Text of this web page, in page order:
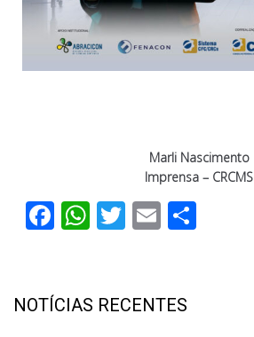
Marli Nascimento
Imprensa – CRCMS
F
b
W
s
T
er
E
NOTÍCIAS RECENTES